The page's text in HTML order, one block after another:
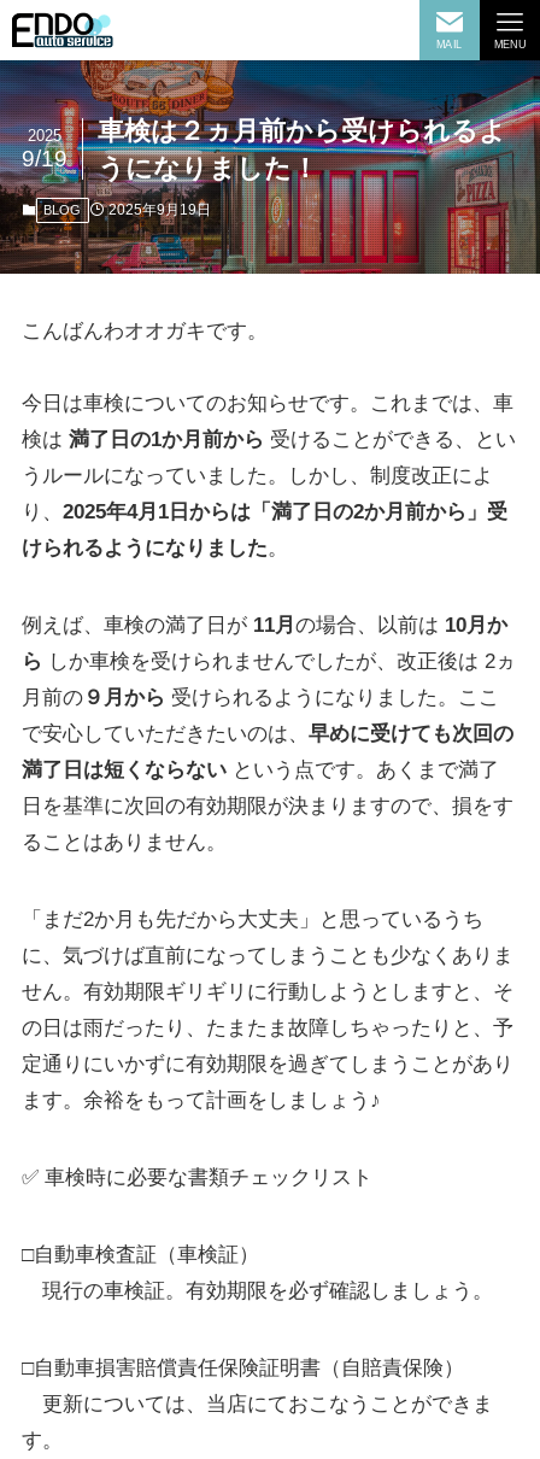
MAIL MENU
車検は２ヵ月前から受けられるよ
うになりました！
2025
9/19
BLOG 2025年9月19日
こんばんわオオガキです。
今日は車検についてのお知らせです。これまでは、車
検は 満了日の1か月前から 受けることができる、とい
うルールになっていました。しかし、制度改正によ
り、 2025年4月1日からは「満了日の2か月前から」受
けられるようになりました。
例えば、車検の満了日が 11月 の場合、以前は 10月か
ら しか車検を受けられませんでしたが、改正後は 2ヵ
月前の９月から 受けられるようになりました。ここ
で安心していただきたいのは、 早めに受けても次回の
満了日は短くならないという点です。あくまで満了
日を基準に次回の有効期限が決まりますので、損をす
ることはありません。
「まだ2か月も先だから大丈夫」と思っているうち
に、気づけば直前になってしまうことも少なくありま
せん。有効期限ギリギリに行動しようとしますと、そ
の日は雨だったり、たまたま故障しちゃったりと、予
定通りにいかずに有効期限を過ぎてしまうことがあり
ます。余裕をもって計画をしましょう♪
✅ 車検時に必要な書類チェックリスト
□自動車検査証（車検証）
現行の車検証。有効期限を必ず確認しましょう。
□自動車損害賠償責任保険証明書（自賠責保険）
更新については、当店にておこなうことができま
す。